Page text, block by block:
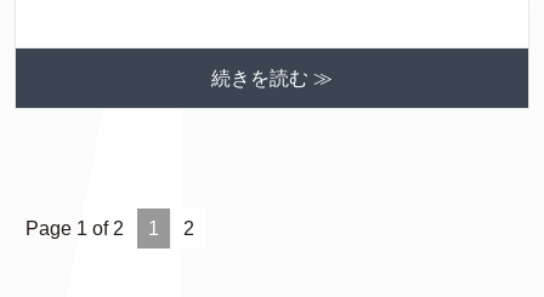
続きを読む ≫
Page 1 of 2 1 2